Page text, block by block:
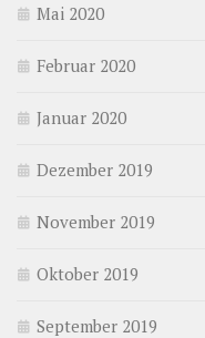
Mai 2020
Februar 2020
Januar 2020
Dezember 2019
November 2019
Oktober 2019
September 2019